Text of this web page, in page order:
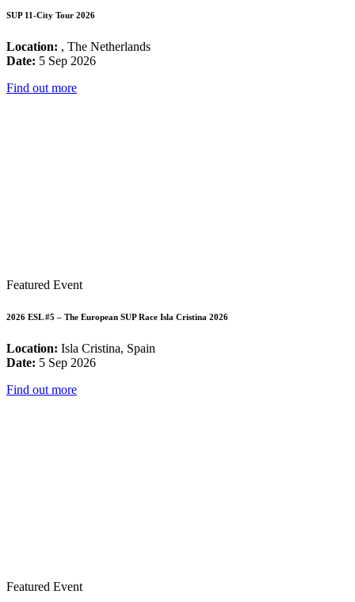
SUP 11-City Tour 2026
Location: , The Netherlands
Date: 5 Sep 2026
Find out more
Featured Event
2026 ESL #5 – The European SUP Race Isla Cristina 2026
Location: Isla Cristina, Spain
Date: 5 Sep 2026
Find out more
Featured Event